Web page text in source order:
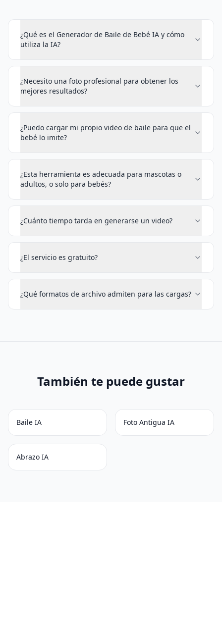
¿Qué es el Generador de Baile de Bebé IA y cómo
utiliza la IA?
¿Necesito una foto profesional para obtener los
mejores resultados?
¿Puedo cargar mi propio video de baile para que el
bebé lo imite?
¿Esta herramienta es adecuada para mascotas o
adultos, o solo para bebés?
¿Cuánto tiempo tarda en generarse un video?
¿El servicio es gratuito?
¿Qué formatos de archivo admiten para las cargas?
También te puede gustar
Baile IA Foto Antigua IA
Abrazo IA